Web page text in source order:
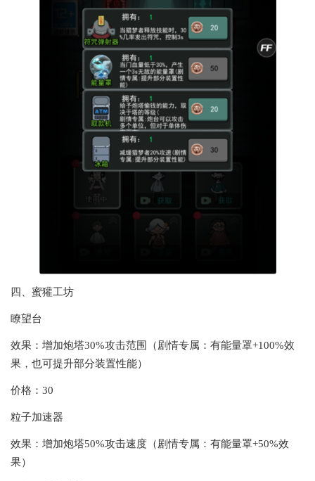
四、蜜獾工坊
瞭望台
效果：增加炮塔30%攻击范围（剧情专属：有能量罩+100%效
果，也可提升部分装置性能）
价格：30
粒子加速器
效果：增加炮塔50%攻击速度（剧情专属：有能量罩+50%效
果）